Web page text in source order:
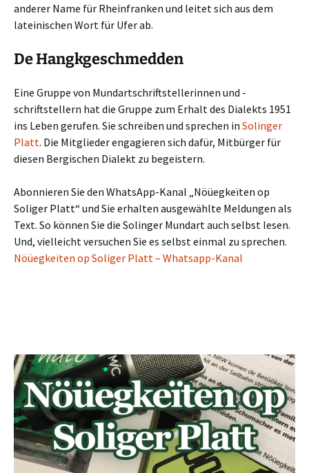
anderer Name für Rheinfranken und leitet sich aus dem
lateinischen Wort für Ufer ab.
De Hangkgeschmedden
Eine Gruppe von Mundartschriftstellerinnen und -
schriftstellern hat die Gruppe zum Erhalt des Dialekts 1951
ins Leben gerufen. Sie schreiben und sprechen in Solinger
Platt. Die Mitglieder engagieren sich dafür, Mitbürger für
diesen Bergischen Dialekt zu begeistern.
Abonnieren Sie den WhatsApp-Kanal „Nöüegkeïten op
Soliger Platt“ und Sie erhalten ausgewählte Meldungen als
Text. So können Sie die Solinger Mundart auch selbst lesen.
Und, vielleicht versuchen Sie es selbst einmal zu sprechen.
Nöüegkeïten op Soliger Platt – Whatsapp-Kanal